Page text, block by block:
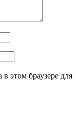
этом браузере для